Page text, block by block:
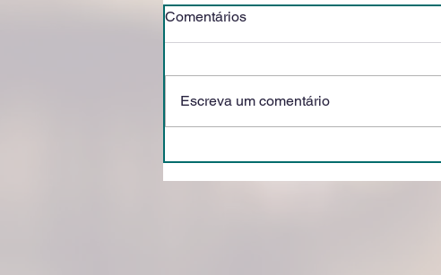
Comentários
Escreva um comentário